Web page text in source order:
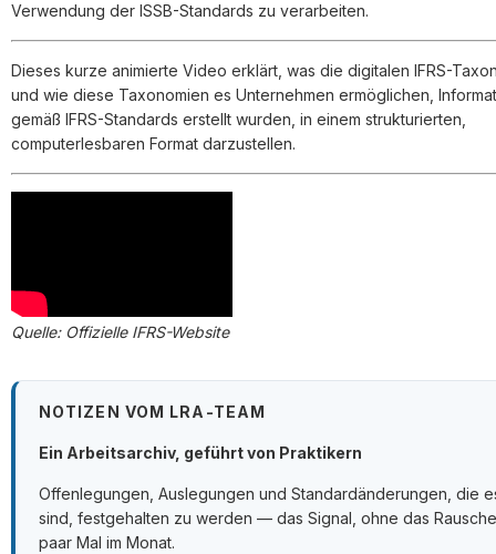
Verwendung der ISSB-Standards zu verarbeiten.
Dieses kurze animierte Video erklärt, was die digitalen IFRS-
und wie diese Taxonomien es Unternehmen ermöglichen,
gemäß IFRS-Standards erstellt wurden, in einem strukturierten,
computerlesbaren Format darzustellen.
Quelle: Offizielle IFRS-Website
NOTIZEN VOM LRA-TEAM
Ein Arbeitsarchiv, geführt von Praktikern
Offenlegungen, Auslegungen und Standardänderungen, die
sind, festgehalten zu werden — das Signal, ohne das
paar Mal im Monat.